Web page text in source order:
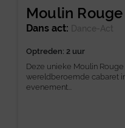
Moulin
Dans act: Dance-Act
Optreden: 2 uur
Deze unieke Moulin
wereldberoemde cabaret
evenement...